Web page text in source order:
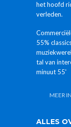
het hoofd
verleden.
55%
tal van
minuut 55'
MEER
ALLES